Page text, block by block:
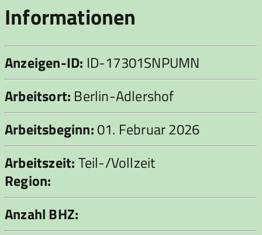
Informationen
Anzeigen-ID: ID-17301SNPUMN
Arbeitsort: Berlin-Adlershof
Arbeitsbeginn:01. Februar 2026
Arbeitszeit:Teil-/Vollzeit
Region:
Anzahl BHZ: